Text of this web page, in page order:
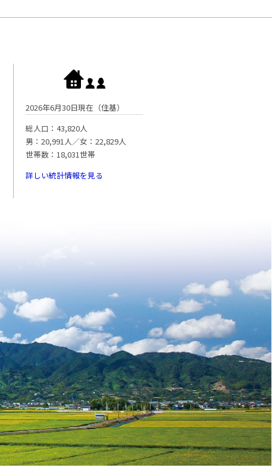
2026年6月30日現在（住基）
総人口：43,820人
男：20,991人／女：22,829人
世帯数：18,031世帯
詳しい統計情報を見る